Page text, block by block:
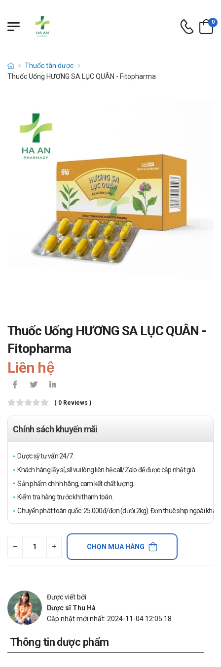
0
Thuốc tân dược
Thuốc Uống HƯƠNG SA LỤC QUÂN - Fitopharma
Thuốc Uống HƯƠNG SA LỤC QUÂN -
Fitopharma
Liên hệ
( 0 Reviews )
Chính sách khuyến mãi
Dược sỹ tư vấn 24/7.
Khách hàng lấy sỉ, sll vui lòng liên hệ call/Zalo để được cập nhật giá
Sản phẩm chính hãng, cam kết chất lượng.
Kiểm tra hàng trước khi thanh toán.
Chuyển phát toàn quốc: 25.000đ/đơn (dưới 2kg). Đơn thuê ship ngoài
CHỌN MUA HÀNG
Được viết bởi
Dược sĩ Thu Hà
Cập nhật mới nhất: 2024-11-04 12:05:18
Thông tin dược phẩm